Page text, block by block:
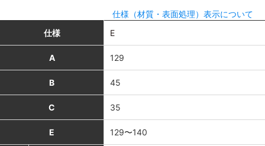
仕様（材質・表面処理）表示について
仕様
E
A 129
B 45
C 35
E 129〜140